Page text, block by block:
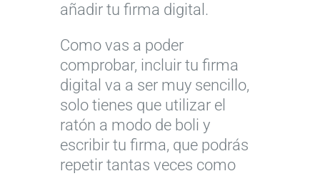
añadir tu firma digital.
Como vas a poder
comprobar, incluir tu firma
digital va a ser muy sencillo,
solo tienes que utilizar el
ratón a modo de boli y
escribir tu firma, que podrás
repetir tantas veces como